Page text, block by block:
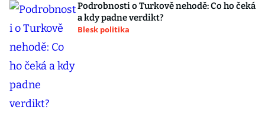
Podrobnosti o Turkově nehodě: Co ho čeká
a kdy padne verdikt?
Blesk politika